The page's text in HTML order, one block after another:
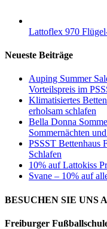
Lattoflex 970
Neueste Beiträge
Auping Summer
Vorteilspreis im
Klimatisiertes
erholsam schlafen
Bella Donna
Sommernächten
PSSST Bettenhaus
Schlafen
10% auf Lattokiss
Svane – 10% auf
BESUCHEN SIE UNS
Freiburger